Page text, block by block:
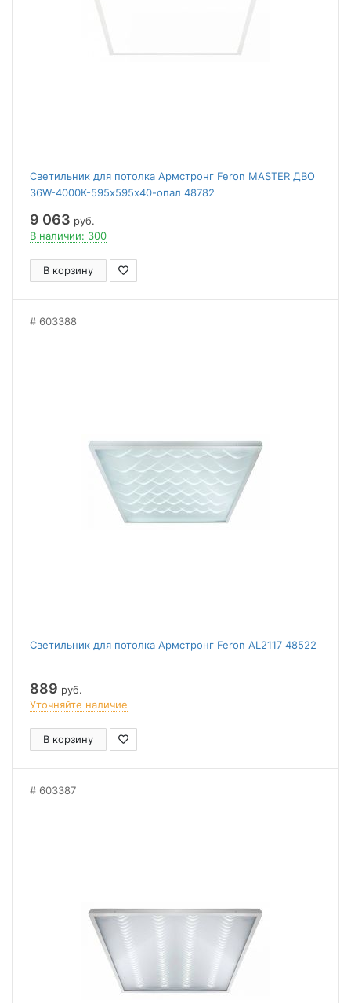
Светильник для потолка Армстронг Feron MASTER ДВО
36W-4000К-595х595х40-опал 48782
9 063 руб.
В наличии: 300
В корзину
603388
Светильник для потолка Армстронг Feron AL2117 48522
889 руб.
Уточняйте наличие
В корзину
603387